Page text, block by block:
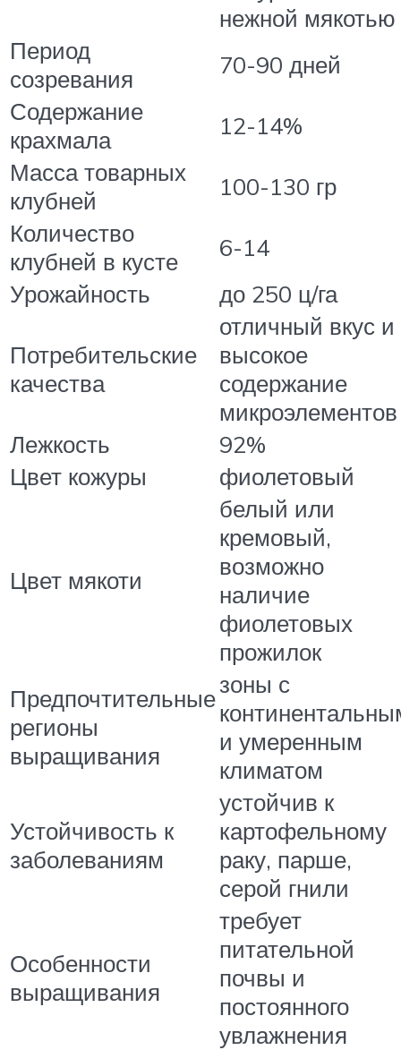
нежной мякотью
Период
созревания
70-90 дней
Содержание
крахмала
12-14%
Масса товарных
клубней
100-130 гр
Количество
клубней в кусте
6-14
Урожайность
до 250 ц/га
Потребительские
качества
отличный вкус и
высокое
содержание
микроэлементов
Лежкость
92%
Цвет кожуры
фиолетовый
Цвет мякоти
белый или
кремовый,
возможно
наличие
фиолетовых
прожилок
Предпочтительные
регионы
выращивания
зоны с
и умеренным
климатом
Устойчивость к
заболеваниям
устойчив к
картофельному
раку, парше,
серой гнили
Особенности
выращивания
требует
питательной
почвы и
постоянного
увлажнения